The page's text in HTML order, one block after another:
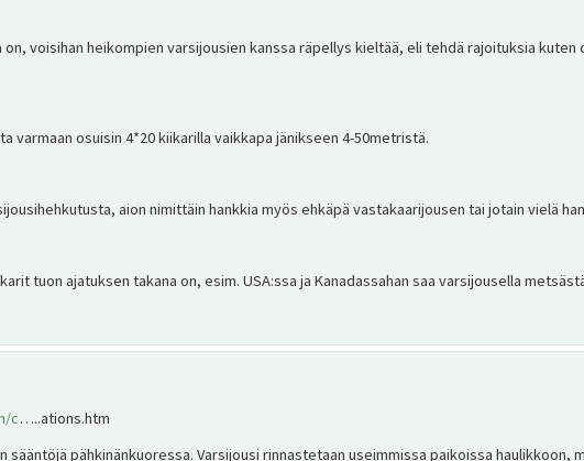
on, voisihan heikompien varsijousien kanssa räpellys kieltää, eli tehdä rajoituksia kuten
varmaan osuisin 4*20 kiikarilla vaikkapa jänikseen 4-50metristä.
aion nimittäin hankkia myös ehkäpä vastakaarijousen tai jotain vielä
tuon ajatuksen takana on, esim. USA:ssa ja Kanadassahan saa varsijousella
c…..ations.htm
sääntöjä pähkinänkuoressa. Varsijousi rinnastetaan useimmissa paikoissa haulikkoon,